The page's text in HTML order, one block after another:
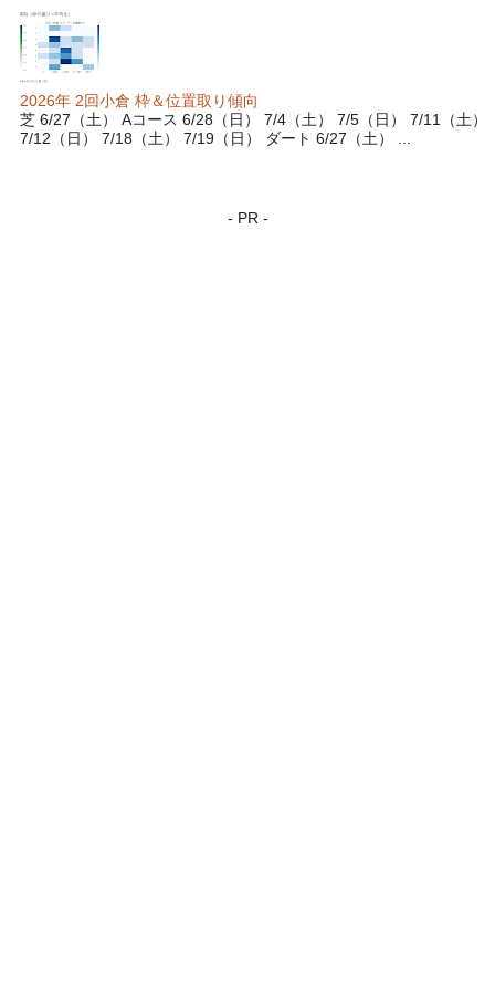
2026年 2回小倉 枠＆位置取り傾向
芝 6/27（土） Aコース 6/28（日） 7/4（土） 7/5（日） 7/11（土）
7/12（日） 7/18（土） 7/19（日） ダート 6/27（土） ...
- PR -